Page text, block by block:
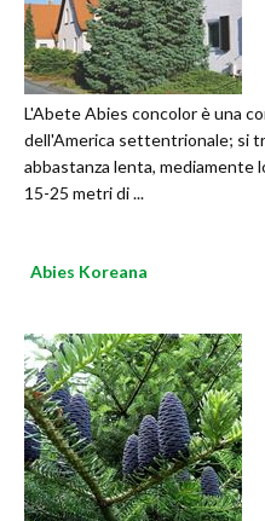
L'Abete Abies concolor è una
dell'America settentrionale; si
abbastanza lenta, mediamente
15-25 metri di ...
Abies Koreana